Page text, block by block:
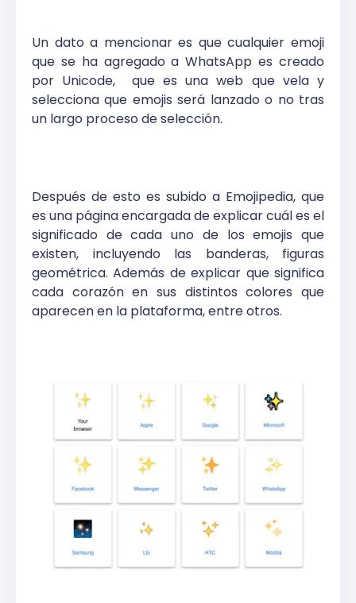
Un dato a mencionar es que cualquier emoji
que se ha agregado a WhatsApp es creado
por Unicode,
que es una web que vela y
selecciona que emojis será lanzado o no tras
un largo proceso de selección.
Después de esto es subido a Emojipedia, que
es una página encargada de explicar cuál es el
significado de cada uno de los emojis que
existen, incluyendo las banderas, figuras
geométrica. Además de explicar que significa
cada corazón en sus distintos colores que
aparecen en la plataforma, entre otros.